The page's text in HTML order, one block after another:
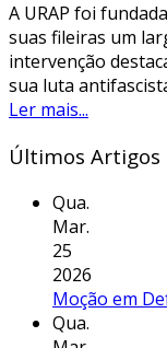
A URAP foi
suas fileiras um
intervenção
sua luta
Ler mais...
Últimos Artigos
Qua.
Mar.
25
2026
Moção em
Qua.